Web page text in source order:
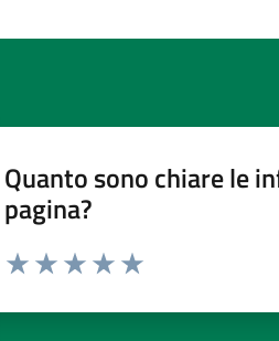
Quanto sono chiare le
pagina?